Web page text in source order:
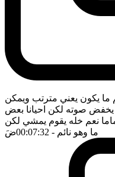
ما يكون يعني مترتب ويمكن
يخفض صوته لكن احيانا بعض
نعم خله يقوم يمشي لكن
ما وهو نائم - 00:07:32 ضَ